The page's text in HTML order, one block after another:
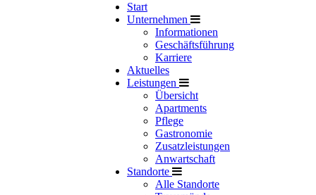
Start
Unternehmen
Informationen
Geschäftsführung
Karriere
Aktuelles
Leistungen
Übersicht
Apartments
Pflege
Gastronomie
Zusatzleistungen
Anwartschaft
Standorte
Alle Standorte